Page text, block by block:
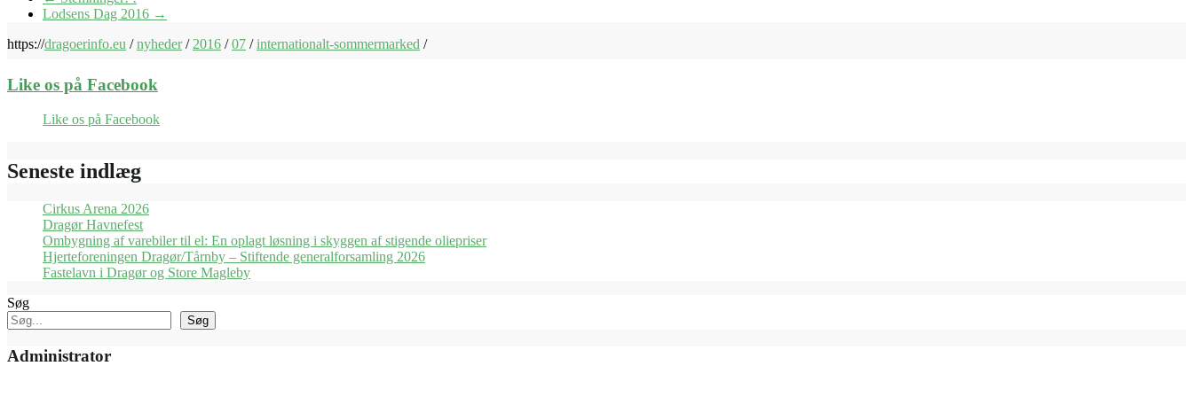
Lodsens Dag 2016 →
https://dragoerinfo.eu /nyheder/ 2016 /07 /internationalt-sommermarked /
Like os på Facebook
Like os på Facebook
Seneste indlæg
Cirkus Arena 2026
Dragør Havnefest
Ombygning af varebiler til el: En oplagt løsning i skyggen af stigende oliepriser
Hjerteforeningen Dragør/Tårnby – Stiftende generalforsamling 2026
Fastelavn i Dragør og Store Magleby
Søg
Søg
Administrator